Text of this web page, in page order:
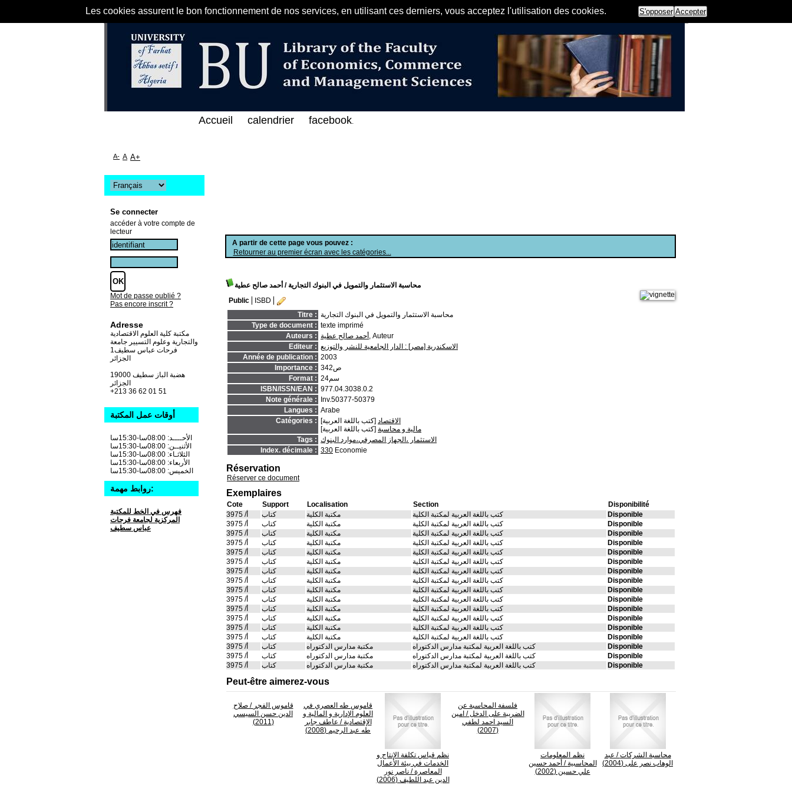
Les cookies assurent le bon fonctionnement de nos services, en utilisant ces derniers, vous acceptez l'utilisation des cookies. S'opposer Accepter
مرحبا بكم في الفهرس الإلكتروني على الخط المباشر لمكتبة كلية العلوم الاقتصادية و
A partir de cette page vous pouvez :
Retourner au premier écran avec les catégories...
محاسبة الاستثمار والتمويل في البنوك التجارية / أحمد صالح عطية
Public
ISBD
Titre : محاسبة الاستثمار والتمويل في البنوك التجارية
Type de document : texte imprimé
Auteurs : أحمد صالح عطية , Auteur
Editeur : الاسكندرية [مصر] : الدار الجامعية للنشر والتوزيع
Année de publication : 2003
Importance :
342ص
Format :
24سم
ISBN/ISSN/EAN : 977.04.3038.0.2
Note générale :
Inv.50377-50379
Langues : Arabe
Catégories :
[كتب باللغة العربية] الاقتصاد
[كتب باللغة العربية] مالية و محاسبة
Tags : الاستثمار ،الجهاز المصرفي،موارد البنوك
Index. décimale : 330 Economie
Réservation
Réserver ce document
Exemplaires
Cote Support Localisation Section
Disponibilité
أ/ 3975
كتاب مكتبة الكلية كتب باللغة العربية لمكتبة الكلية
Disponible
أ/ 3975
كتاب مكتبة الكلية كتب باللغة العربية لمكتبة الكلية
Disponible
أ/ 3975
كتاب مكتبة الكلية كتب باللغة العربية لمكتبة الكلية
Disponible
أ/ 3975
كتاب مكتبة الكلية كتب باللغة العربية لمكتبة الكلية
Disponible
أ/ 3975
كتاب مكتبة الكلية كتب باللغة العربية لمكتبة الكلية
Disponible
أ/ 3975
كتاب مكتبة الكلية كتب باللغة العربية لمكتبة الكلية
Disponible
أ/ 3975
كتاب مكتبة الكلية كتب باللغة العربية لمكتبة الكلية
Disponible
أ/ 3975
كتاب مكتبة الكلية كتب باللغة العربية لمكتبة الكلية
Disponible
أ/ 3975
كتاب مكتبة الكلية كتب باللغة العربية لمكتبة الكلية
Disponible
أ/ 3975
كتاب مكتبة الكلية كتب باللغة العربية لمكتبة الكلية
Disponible
أ/ 3975
كتاب مكتبة الكلية كتب باللغة العربية لمكتبة الكلية
Disponible
أ/ 3975
كتاب مكتبة الكلية كتب باللغة العربية لمكتبة الكلية
Disponible
أ/ 3975
كتاب مكتبة الكلية كتب باللغة العربية لمكتبة الكلية
Disponible
أ/ 3975
كتاب مكتبة الكلية كتب باللغة العربية لمكتبة الكلية
Disponible
أ/ 3975
كتاب مكتبة مدارس الدكتوراه كتب باللغة العربية لمكتبة مدارس الدكتوراه
Disponible
أ/ 3975
كتاب مكتبة مدارس الدكتوراه كتب باللغة العربية لمكتبة مدارس الدكتوراه
Disponible
أ/ 3975
كتاب مكتبة مدارس الدكتوراه كتب باللغة العربية لمكتبة مدارس الدكتوراه Disponible
Peut-être aimerez-vous
قاموس الفجر / صلاح
الدين حسن السيسي
(2011)
قاموس طه العصري في
العلوم الإدارية و المالية و
الإقتصادية/ عاطف جابر
طه عبد الرحيم (2008)
نظم قياس تكلفة الإنتاج و
الخدمات في بيئة الأعمال
المعاصرة/ ناصر نور
الدين عبد اللطيف (2006)
فلسفة المحاسبة عن
الضريبة على الدخل/ امين
السيد احمد لطفي
(2007)
نظم المعلومات
المحاسبية/ أحمد حسين
علي حسين (2002)
محاسبة الشركات/ عبد
الوهاب نصر على (2004)
Accueil calendrier facebook.
A- A A+
Se connecter
accéder à votre compte de
lecteur
Mot de passe oublié ?
Pas encore inscrit ?
Adresse
مكتبة كلية العلوم الاقتصادية
والتجارية وعلوم التسيير جامعة
فرحات عباس سطيف1
الجزائر
19000 هضبة الباز سطيف
+213 36 62 01 51
أوقات عمل المكتبة
الأحــــد: 08:00سا-15:30سا
الأثنيــن: 08:00سا-15:30سا
الثلاثـاء: 08:00سا-15:30سا
الأربعاء: 08:00سا-15:30سا
الخميس: 08:00سا-15:30سا
روابط مهمة:
فهرس في الخط للمكتبة
المركزية لجامعة فرحات
عباس سطيف